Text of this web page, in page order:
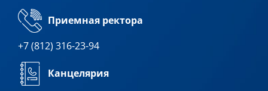
Приемная ректора
+7 (812) 316-23-94
Канцелярия